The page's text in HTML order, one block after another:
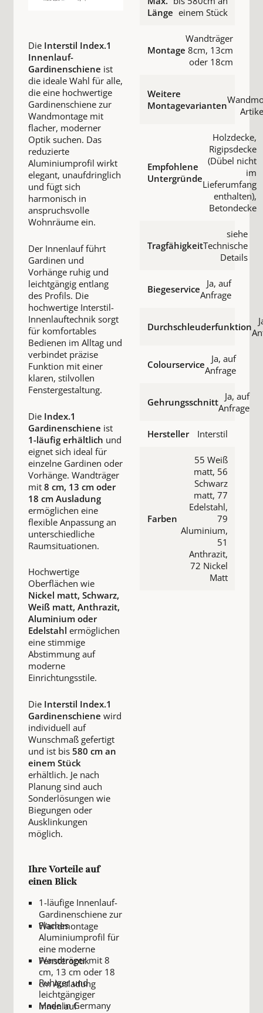
Die Interstil Index.1
Innenlauf-
Gardinenschiene ist
die ideale Wahl für alle,
die eine hochwertige
Gardinenschiene zur
Wandmontage mit
flacher, moderner
Optik suchen. Das
reduzierte
Aluminiumprofil wirkt
elegant, unaufdringlich
und fügt sich
harmonisch in
anspruchsvolle
Wohnräume ein.
Der Innenlauf führt
Gardinen und
Vorhänge ruhig und
leichtgängig entlang
des Profils. Die
hochwertige Interstil-
Innenlauftechnik sorgt
für komfortables
Bedienen im Alltag und
verbindet präzise
Funktion mit einer
klaren, stilvollen
Fenstergestaltung.
Die Index.1
Gardinenschiene ist
1-läufig erhältlich und
eignet sich ideal für
einzelne Gardinen oder
Vorhänge. Wandträger
mit 8 cm, 13 cm oder
18 cm Ausladung
ermöglichen eine
flexible Anpassung an
unterschiedliche
Raumsituationen.
Hochwertige
Oberflächen wie
Nickel matt, Schwarz,
Weiß matt, Anthrazit,
Aluminium oder
Edelstahl ermöglichen
eine stimmige
Abstimmung auf
moderne
Einrichtungsstile.
Die Interstil Index.1
Gardinenschiene wird
individuell auf
Wunschmaß gefertigt
und ist bis 580 cm an
einem Stück
erhältlich. Je nach
Planung sind auch
Sonderlösungen wie
Biegungen oder
Ausklinkungen
möglich.
Ihre Vorteile auf
einen Blick
1-läufige Innenlauf-
Gardinenschiene zur
Wandmontage
Flaches
Aluminiumprofil für
eine moderne
Fensteroptik
Wandträger mit 8
cm, 13 cm oder 18
cm Ausladung
Ruhiger und
leichtgängiger
Innenlauf
Made in Germany
Länge einem Stück
Montage
Wandträger
8cm, 13cm
oder 18cm
Weitere
Montagevarianten
Empfohlene
Untergründe
Holzdecke,
Rigipsdecke
(Dübel nicht
im
Lieferumfang
enthalten),
Betondecke
Tragfähigkeit
siehe
Technische
Details
Biegeservice
Ja, auf
Anfrage
Durchschleuderfunktion
Colourservice
Ja, auf
Anfrage
Gehrungsschnitt
Ja, auf
Anfrage
Hersteller Interstil
Farben
55 Weiß
matt, 56
Schwarz
matt, 77
Edelstahl,
79
Aluminium,
51
Anthrazit,
72 Nickel
Matt